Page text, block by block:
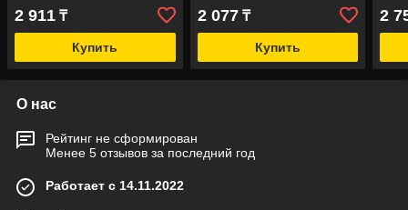
2 911 ₸
Купить
2 077₸
Купить
2
О нас
Рейтинг не сформирован
Менее 5 отзывов за последний год
Работает с 14.11.2022